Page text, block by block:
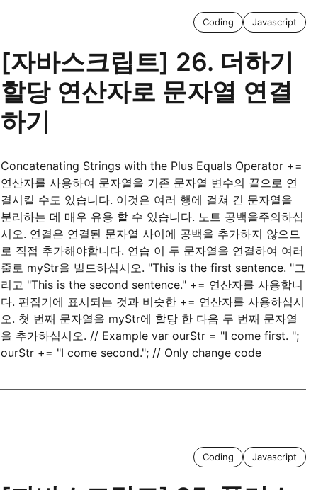
Coding Javascript
[자바스크립트] 26. 더하기
할당 연산자로 문자열 연결
하기
Concatenating Strings with the Plus Equals Operator +=
연산자를 사용하여 문자열을 기존 문자열 변수의 끝으로 연
결시킬 수도 있습니다. 이것은 여러 행에 걸쳐 긴 문자열을
분리하는 데 매우 유용 할 수 있습니다. 노트 공백을주의하십
시오. 연결은 연결된 문자열 사이에 공백을 추가하지 않으므
로 직접 추가해야합니다. 연습 이 두 문자열을 연결하여 여러
줄로 myStr을 빌드하십시오. "This is the first sentence. "그
리고 "This is the second sentence." += 연산자를 사용합니
다. 편집기에 표시되는 것과 비슷한 += 연산자를 사용하십시
오. 첫 번째 문자열을 myStr에 할당 한 다음 두 번째 문자열
을 추가하십시오. // Example var ourStr = "I come first. ";
ourStr += "I come second."; // Only change code
Coding Javascript